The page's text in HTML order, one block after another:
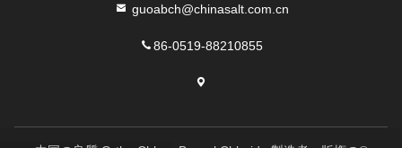
guoabch@chinasalt.com.cn
86-0519-88210855